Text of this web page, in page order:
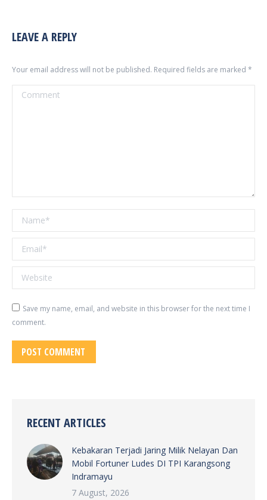
LEAVE A REPLY
Your email address will not be published. Required fields are marked *
Comment
Name *
Email *
Website
Save my name, email, and website in this browser for the next time I
comment.
POST COMMENT
RECENT ARTICLES
Kebakaran Terjadi Jaring Milik Nelayan Dan
Mobil Fortuner Ludes DI TPI Karangsong
Indramayu
7 August, 2026